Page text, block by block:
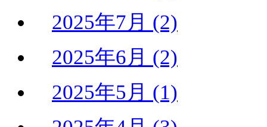
2025年7月 (2)
2025年6月 (2)
2025年5月 (1)